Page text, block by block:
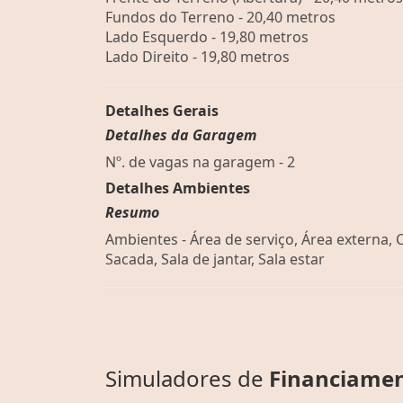
Fundos do Terreno - 20,40 metros
Lado Esquerdo - 19,80 metros
Lado Direito - 19,80 metros
Detalhes Gerais
Detalhes da Garagem
Nº. de vagas na garagem - 2
Detalhes Ambientes
Resumo
Ambientes - Área de serviço, Área externa,
Sacada, Sala de jantar, Sala estar
Simuladores de